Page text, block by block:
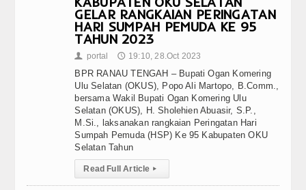
GELAR RANGKAIAN PERINGATAN
HARI SUMPAH PEMUDA KE 95
TAHUN 2023
👤 portal 🕔 19:10, 28.Oct 2023
BPR RANAU TENGAH – Bupati Ogan Komering
Ulu Selatan (OKUS), Popo Ali Martopo, B.Comm.,
bersama Wakil Bupati Ogan Komering Ulu
Selatan (OKUS), H. Sholehien Abuasir, S.P.,
M.Si., laksanakan rangkaian Peringatan Hari
Sumpah Pemuda (HSP) Ke 95 Kabupaten OKU
Selatan Tahun
Read Full Article ▸